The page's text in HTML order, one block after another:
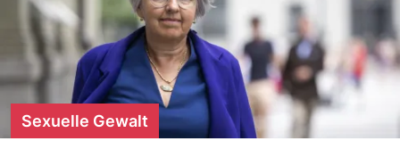
Sexuelle Gewalt